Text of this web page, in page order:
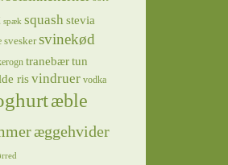
spæk squash stevia
svesker svinekød
tranebær tun
ris vindruer vodka
æble
æggehvider